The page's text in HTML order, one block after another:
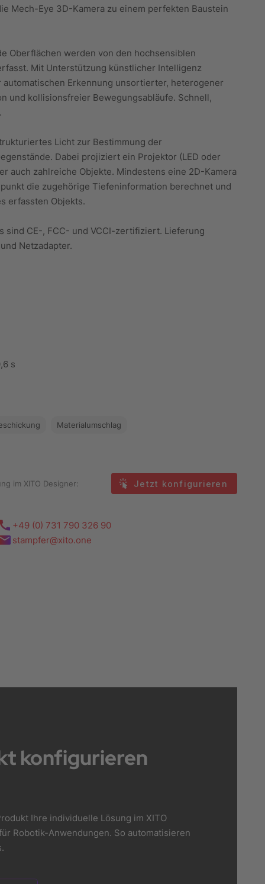
Mech-Eye 3D-Kamera zu einem perfekten Baustein
Oberflächen werden von den hochsensiblen
Mit Unterstützung künstlicher Intelligenz
Erkennung unsortierter, heterogener
und kollisionsfreier Bewegungsabläufe. Schnell,
Licht zur Bestimmung der
Dabei projiziert ein Projektor (LED oder
auch zahlreiche Objekte. Mindestens eine 2D-Kamera
die zugehörige Tiefeninformation berechnet und
erfassten Objekts.
sind CE-, FCC- und VCCI-zertifiziert. Lieferung
Netzadapter.
s
Materialumschlag
im XITO Designer: Jetzt konfigurieren
+49 (0) 731 790 326 90
stampfer@xito.one
konfigurieren
Ihre individuelle Lösung im XITO
Robotik-Anwendungen. So automatisieren